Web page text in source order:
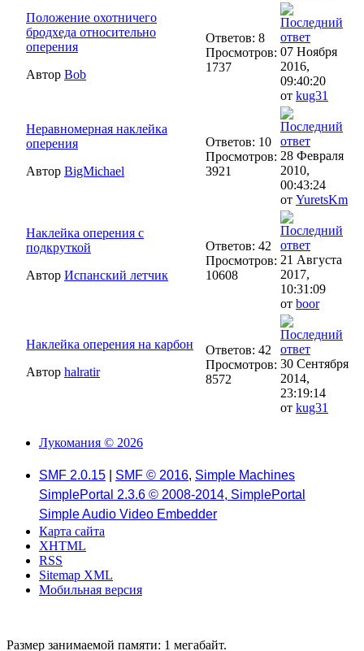
Положение охотничего
бродхеда относительно
оперения
Автор Bob
Ответов: 8
Просмотров:
1737
07 Ноября
2016,
09:40:20
от kug31
Неравномерная наклейка
оперения
Автор BigMichael
Ответов: 10
Просмотров:
3921
28 Февраля
2010,
00:43:24
от YuretsKm
Наклейка оперения с
подкруткой
Автор Испанский летчик
Ответов: 42
Просмотров:
10608
21 Августа
2017,
10:31:09
от boor
Наклейка оперения на карбон
Автор halratir
Ответов: 42
Просмотров:
8572
30 Сентября
2014,
23:19:14
от kug31
Лукомания © 2026
SMF 2.0.15 SMF © 2016, Simple Machines
SimplePortal 2.3.6 © 2008-2014, SimplePortal
Simple Audio Video Embedder
Карта сайта
XHTML
RSS
Sitemap XML
Мобильная версия
Размер занимаемой памяти: 1 мегабайт.